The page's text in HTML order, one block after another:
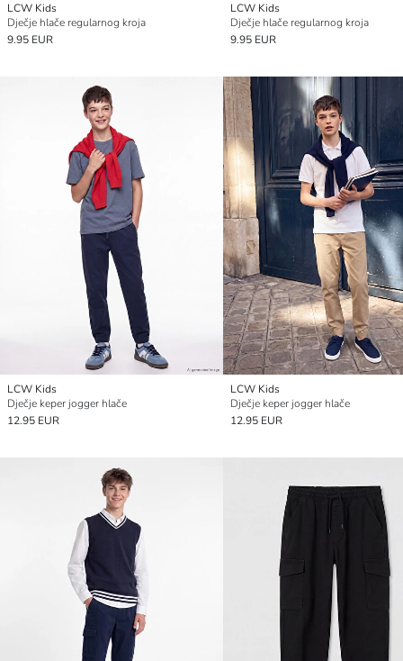
LCW Kids
Dječje hlače regularnog kroja
9.95 EUR
LCW Kids
Dječje hlače regularnog kroja
9.95 EUR
LCW Kids
Dječje keper jogger hlače
12.95 EUR
LCW Kids
Dječje keper jogger hlače
12.95 EUR